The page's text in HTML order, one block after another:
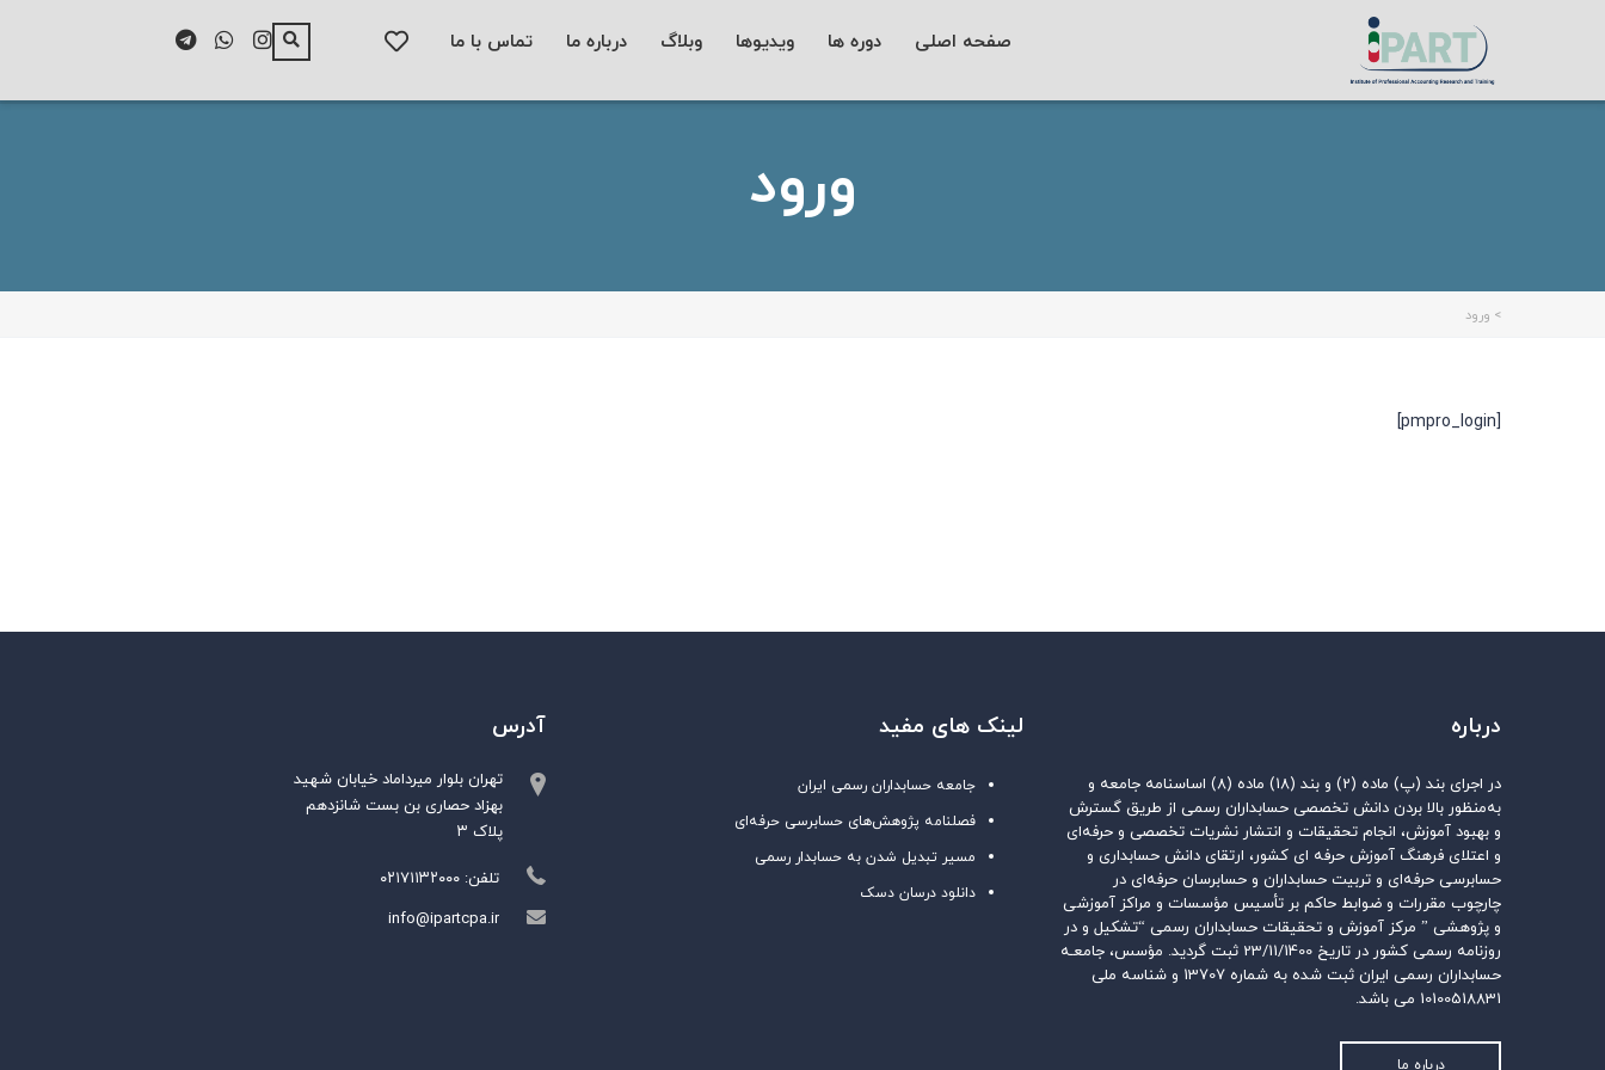
صفحه اصلی دوره ها ویدیوها وبلاگ درباره ما تماس با ما
ورود
> ورود
[pmpro_login]
درباره
در اجرای بند (پ) ماده (2) و بند (18) ماده (8) اساسنامه جامعه و
به‌منظور بالا بردن دانش تخصصی حسابداران رسمی از طریق گسترش
و بهبود آموزش، انجام تحقیقات و انتشار نشریات تخصصی و حرفه‌ای
و اعتلای فرهنگ آموزش حرفه ای کشور، ارتقای دانش حسابداری و
حسابرسی حرفه‌ای و تربیت حسابداران و حسابرسان حرفه‌ای در
چارچوب مقررات و ضوابط حاکم بر تأسیس مؤسسات و مراکز آموزشی
و پژوهشی ” مرکز آموزش و تحقیقات حسابداران رسمی “تشکیل و در
روزنامه رسمی کشور در تاریخ 23/11/1400 ثبت گردید. مؤسس، جامعـه
حسابداران رسمی ایران ثبت شده به شماره 13707 و شناسه ملی
10100518831 می باشد.
درباره ما
لینک های مفید
جامعه حسابداران رسمی ایران
فصلنامه پژوهش‌های حسابرسی حرفه‌ای
مسیر تبدیل شدن به حسابدار رسمی
دانلود درسان دسک
آدرس
تهران بلوار میرداماد خیابان شهید
بهزاد حصاری بن بست شانزدهم
پلاک ۳
تلفن: ۰۲۱۷۱۱۳۲۰۰۰
info@ipartcpa.ir